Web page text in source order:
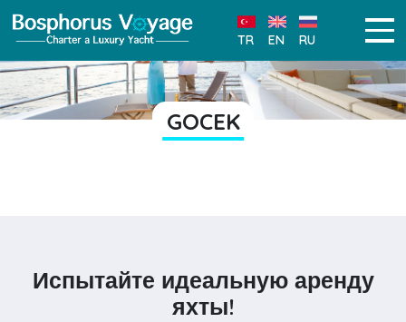
TR EN RU
GOCEK
Испытайте идеальную аренду
яхты!